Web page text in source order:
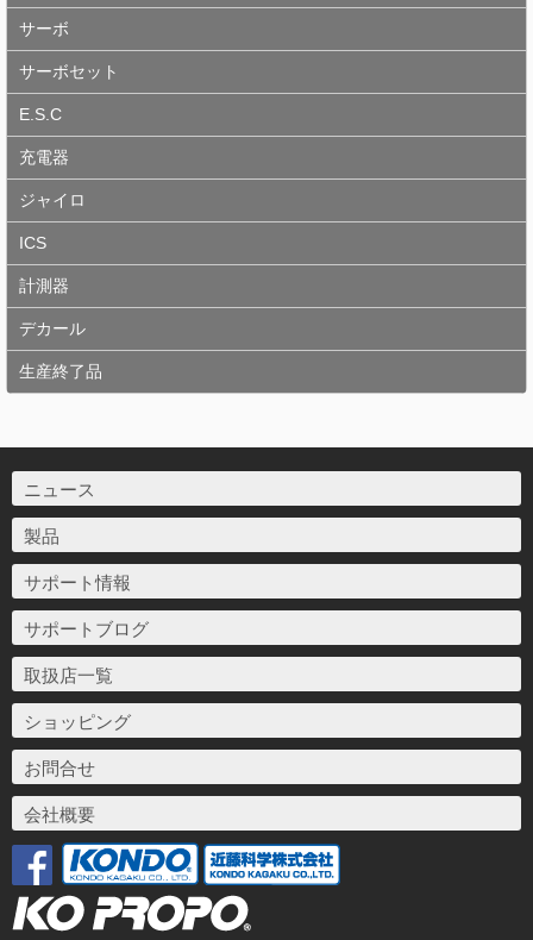
サーボ
サーボセット
E.S.C
充電器
ジャイロ
ICS
計測器
デカール
生産終了品
ニュース
製品
サポート情報
サポートブログ
取扱店一覧
ショッピング
お問合せ
会社概要